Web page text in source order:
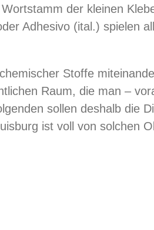
der kleinen
Adhesivo (ital.) spielen
Stoffe
Raum, die man –
sollen deshalb die
ist voll von solchen